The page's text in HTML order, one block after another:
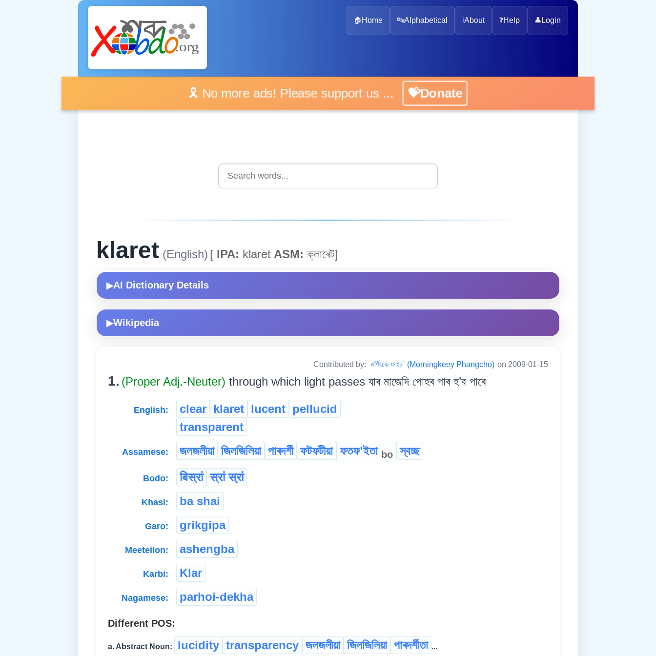
🏠 Home 🔤Alphabetical ℹ️About ❓Help 👤 Login
🎗️ No more ads! Please support us ... 💝Donate
klaret (English) [ IPA: klaret ASM: ক্লাৰেট]
▶AI Dictionary Details
▶Wikipedia
Contributed by: মৰ্ণিংকে ফাংচ` (Morningkeey Phangcho) on 2009-01-15
1. (Proper Adj.-Neuter) through which light passes যাৰ মাজেদি পোহৰ পাৰ হ’ব পাৰে
English: clear klaret lucent pellucid
transparent
Assamese: জলজলীয়া জিলজিলিয়া পাৰদৰ্শী ফটফটীয়া ফতফʼইতা bo স্বচ্ছ
Bodo: बिस्रां स्रां स्रां
Khasi: ba shai
Garo: grikgipa
Meeteilon: ashengba
Karbi: Klar
Nagamese: parhoi-dekha
Different POS:
a. Abstract Noun: lucidity transparency জলজলীয়া জিলজিলিয়া পাৰদৰ্শীতা ...